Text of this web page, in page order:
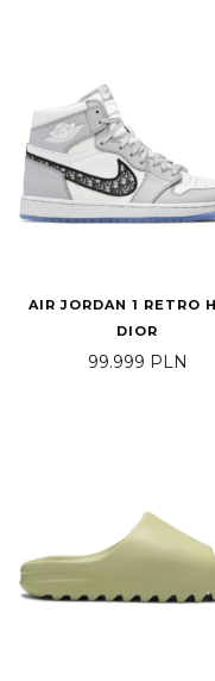
AIR JORDAN 1 RETRO
DIOR
99.999 PLN